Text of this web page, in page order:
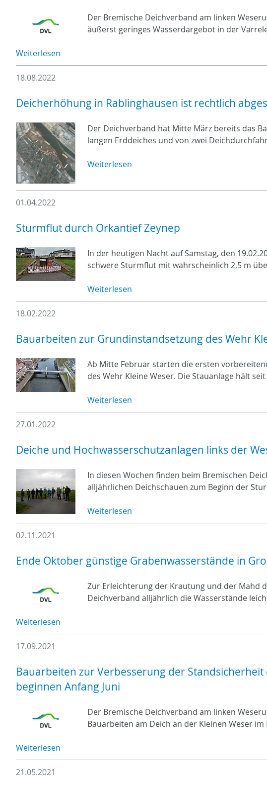
Der Bremische Deichverband am linken
äußerst geringes Wasserdargebot in der
Weiterlesen
18.08.2022
Deicherhöhung in Rablinghausen ist rechtlich
Der Deichverband hat Mitte März bereits das
langen Erddeiches und von zwei
Weiterlesen
01.04.2022
Sturmflut durch Orkantief Zeynep
In der heutigen Nacht auf Samstag, den
schwere Sturmflut mit wahrscheinlich 2,5 m
Weiterlesen
18.02.2022
Bauarbeiten zur Grundinstandsetzung des Wehr
Ab Mitte Februar starten die ersten
des Wehr Kleine Weser. Die Stauanlage hält
Weiterlesen
27.01.2022
Deiche und Hochwasserschutzanlagen links der
In diesen Wochen finden beim Bremischen
alljährlichen Deichschauen zum Beginn der
Weiterlesen
02.11.2021
Ende Oktober günstige Grabenwasserstände in
Zur Erleichterung der Krautung und der Mahd
Deichverband alljährlich die Wasserstände
Weiterlesen
17.09.2021
Bauarbeiten zur Verbesserung der Standsicherheit
beginnen Anfang Juni
Der Bremische Deichverband am linken
Bauarbeiten am Deich an der Kleinen Weser
Weiterlesen
21.05.2021